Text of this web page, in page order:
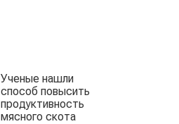
Ученые нашли
способ повысить
продуктивность
мясного скота